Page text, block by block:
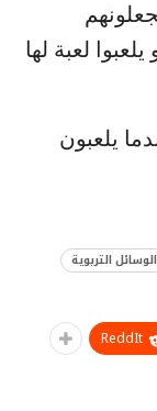
لعبة لها
يلعبون
الوسائل التربوية
ReddIt